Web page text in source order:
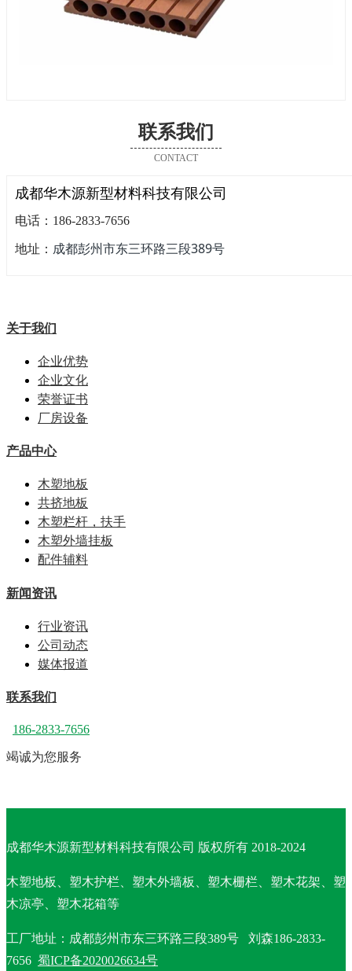
联系我们
CONTACT
成都华木源新型材料科技有限公司
电话：186-2833-7656
地址： 成都彭州市东三环路三段389号
关于我们
企业优势
企业文化
荣誉证书
厂房设备
产品中心
木塑地板
共挤地板
木塑栏杆，扶手
木塑外墙挂板
配件辅料
新闻资讯
行业资讯
公司动态
媒体报道
联系我们
186-2833-7656
竭诚为您服务
成都华木源新型材料科技有限公司 版权所有 2018-2024
木塑地板、塑木护栏、塑木外墙板、塑木栅栏、塑木花架、塑
木凉亭、塑木花箱等
工厂地址： 成都彭州市东三环路三段389号 刘森186-2833-
7656 蜀ICP备2020026634号